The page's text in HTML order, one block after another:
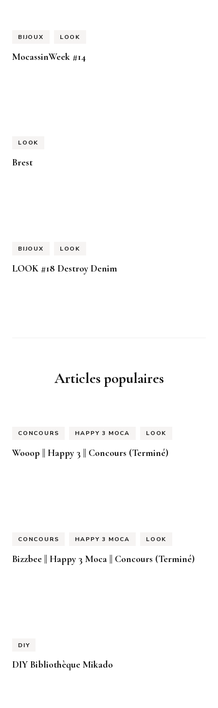
BIJOUX LOOK
MocassinWeek #14
LOOK
Brest
BIJOUX LOOK
LOOK #18 Destroy Denim
Articles populaires
CONCOURS HAPPY 3 MOCA LOOK
Wooop || Happy 3 || Concours (Terminé)
CONCOURS HAPPY 3 MOCA LOOK
Bizzbee || Happy 3 Moca || Concours (Terminé)
DIY
DIY Bibliothèque Mikado